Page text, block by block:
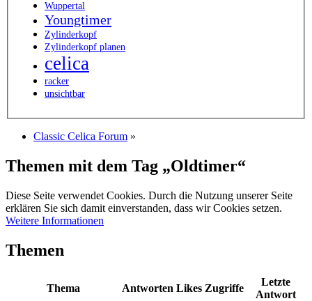
Wuppertal
Youngtimer
Zylinderkopf
Zylinderkopf planen
celica
racker
unsichtbar
Classic Celica Forum »
Themen mit dem Tag „Oldtimer“
Diese Seite verwendet Cookies. Durch die Nutzung unserer Seite
erklären Sie sich damit einverstanden, dass wir Cookies setzen.
Weitere Informationen
Themen
Thema Antworten Likes Zugriffe
Letzte
Antwort